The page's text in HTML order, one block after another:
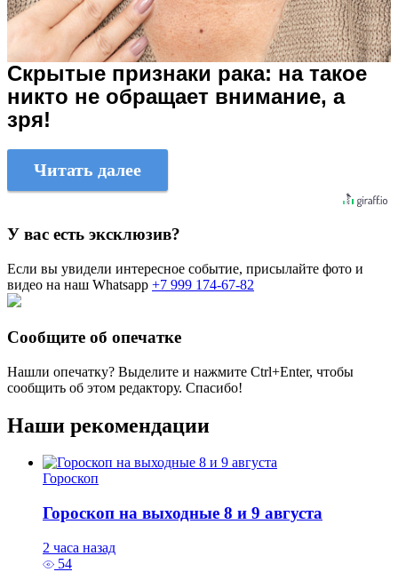
Скрытые признаки рака: на такое
никто не обращает внимание, а
зря!
Читать далее
У вас есть эксклюзив?
Если вы увидели интересное событие, присылайте фото и
видео на наш Whatsapp +7 999 174-67-82
Сообщите об опечатке
Нашли опечатку? Выделите и нажмите Ctrl+Enter, чтобы
сообщить об этом редактору. Спасибо!
Наши рекомендации
Гороскоп
Гороскоп на выходные 8 и 9 августа
2 часа назад
54